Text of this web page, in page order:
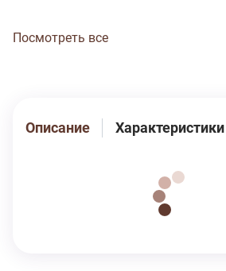
основы. Прочные эластичные швы,
нити, специальные закрепки на
Посмотреть все
Описание Характеристики